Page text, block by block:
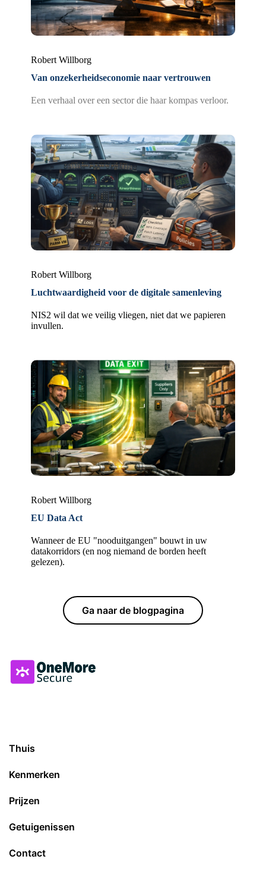
Robert Willborg
Van onzekerheidseconomie naar vertrouwen
Een verhaal over een sector die haar kompas verloor.
Robert Willborg
Luchtwaardigheid voor de digitale samenleving
NIS2 wil dat we veilig vliegen, niet dat we papieren
invullen.
Robert Willborg
EU Data Act
Wanneer de EU "nooduitgangen" bouwt in uw
datakorridors (en nog niemand de borden heeft
gelezen).
Ga naar de blogpagina
Thuis
Kenmerken
Prijzen
Getuigenissen
Contact